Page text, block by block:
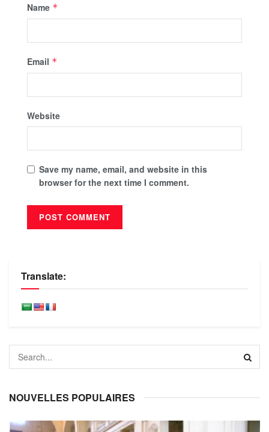
Name *
Email *
Website
Save my name, email, and website in this
browser for the next time I comment.
Translate:
NOUVELLES POPULAIRES